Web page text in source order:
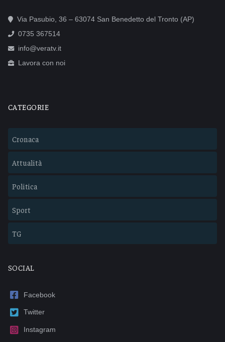
Via Pasubio, 36 – 63074 San Benedetto del Tronto (AP)
0735 367514
info@veratv.it
Lavora con noi
CATEGORIE
Cronaca
Attualità
Politica
Sport
TG
SOCIAL
Facebook
Twitter
Instagram